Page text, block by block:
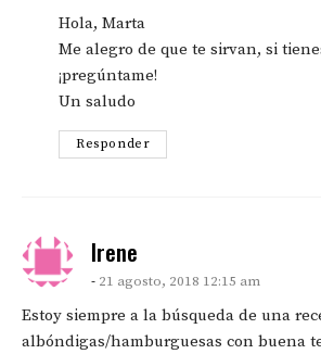
Hola, Marta
Me alegro de que te sirvan, si
¡pregúntame!
Un saludo
Responder
Irene
21 agosto, 2018 12:15 am
Estoy siempre a la búsqueda de una
albóndigas/hamburguesas con buena